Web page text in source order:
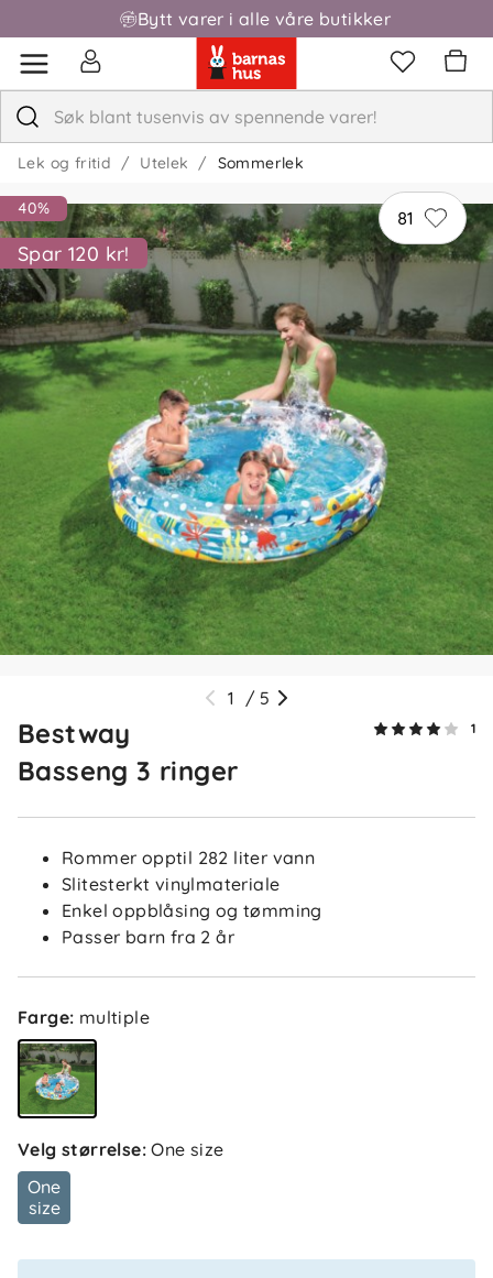
Bytt varer i alle våre butikker
Fri frakt over 1000,-
Lek og fritid Utelek Sommerlek
81
40%
Spar 120 kr!
1 / 5
Bestway 1
Basseng 3 ringer
Rommer opptil 282 liter vann
Slitesterkt vinylmateriale
Enkel oppblåsing og tømming
Passer barn fra 2 år
Farge: multiple
Velg størrelse:One size
One
size